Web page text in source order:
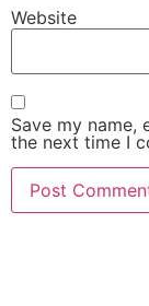
Website
Save my name,
the next time I